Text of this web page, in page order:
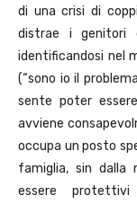
di una crisi di
distrae i genitori
identificandosi nel
(“sono io il
sente poter
avviene
occupa un posto
famiglia, sin dalla
essere